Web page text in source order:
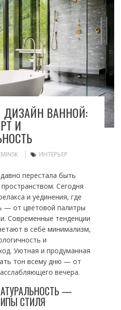
ВАННОЙ:
И
ИНТЕРЬЕР
перестала быть
Сегодня
и уединения, где
— от цветовой палитры
Современные тенденции
в себе минимализм,
и
Уютная и продуманная
тон всему дню — от
вечера.
—
СТИЛЯ